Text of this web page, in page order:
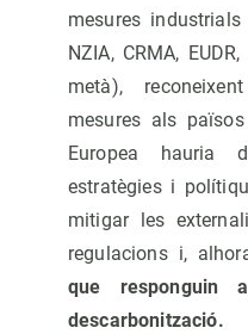
mesures
NZIA, CRMA,
metà),
mesures als
Europea hauria
estratègies i
mitigar les
regulacions i,
que responguin
descarbonització.